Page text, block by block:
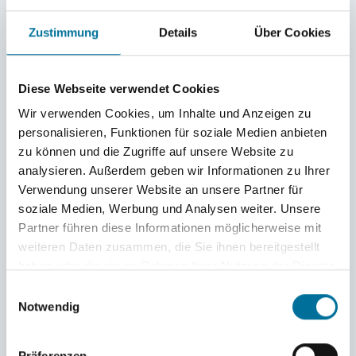
Zustimmung Details Über Cookies
Diese Webseite verwendet Cookies
Wir verwenden Cookies, um Inhalte und Anzeigen zu
personalisieren, Funktionen für soziale Medien anbieten
zu können und die Zugriffe auf unsere Website zu
analysieren. Außerdem geben wir Informationen zu Ihrer
Verwendung unserer Website an unsere Partner für
soziale Medien, Werbung und Analysen weiter. Unsere
Partner führen diese Informationen möglicherweise mit
weiteren Daten zusammen, die Sie ihnen bereitgestellt
Notwendig
Hängematte unter Palmen © Letitia
Mit Gio, seiner Frau Isla, Catrina und den anderen
Palmen mit bunten Lichterketten und sammelten
trockene Palmwedel und Kokosnussschalen auf der
Insel, die Gio und Isla kunstvoll über der Feuerstelle
anschichteten. Sobald es dunkel wurde, wobei der
Mond immer noch ziemlich hell schien, brachte Gio
eine der Kokosnüsse zum Glühen und entfachte das
Lagerfeuer unter sprühendem Funkenregen und
lautem Raunen.
Danach versammelten wir uns um die „blue alpha
watch“, die für Laras Geburtstag eine ziemlich